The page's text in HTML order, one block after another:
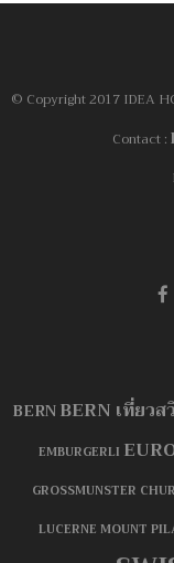
© Copyright 2017 IDEA
Contact :
BERNBERN เที่ยวส
EMBURGERLI
GROSSMUNSTER
LUCERNE MOUNT